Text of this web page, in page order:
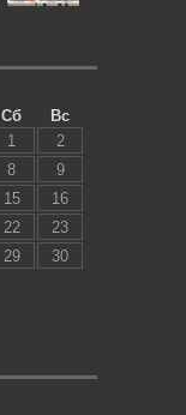
Сб
Вс
1
2
8
9
15
16
22
23
29
30